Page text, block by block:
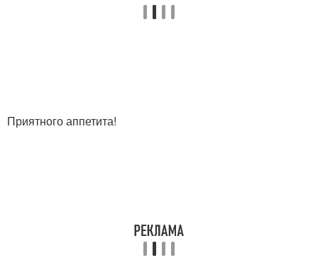
Приятного аппетита!